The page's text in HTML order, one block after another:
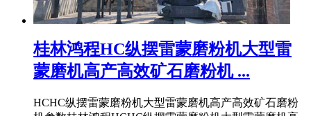
桂林鸿程HC纵摆雷蒙磨粉机大型雷
蒙磨机高产高效矿石磨粉机 ...
HCHC纵摆雷蒙磨粉机大型雷蒙磨机高产高效矿石磨粉